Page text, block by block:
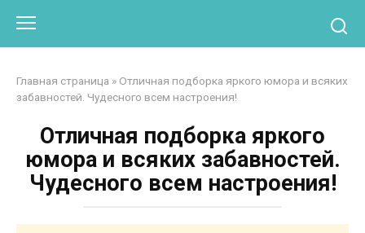
контенту
Главная страница » Отличная подборка яркого юмора и всяких
забавностей. Чудесного всем настроения!
Отличная подборка яркого
юмора и всяких забавностей.
Чудесного всем настроения!